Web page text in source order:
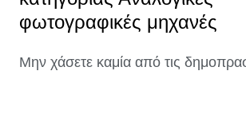
φωτογραφικές μηχανές
Μην χάσετε καμία από τις